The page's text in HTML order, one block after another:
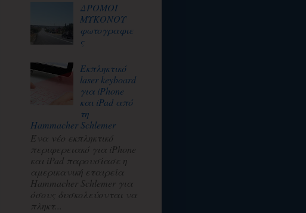
ΔΡΟΜΟΙ
ΜΥΚΟΝΟΥ
φωτογραφιε
ς
Εκπληκτικό
laser keyboard
για iPhone
και iPad από
τη
Hammacher Schlemer
Ένα νέο εκπληκτικό
περιφερειακό για iPhone
και iPad παρουσίασε η
αμερικανική εταιρεία
Hammacher Schlemer για
όσους δυσκολεύονται να
πληκτ...